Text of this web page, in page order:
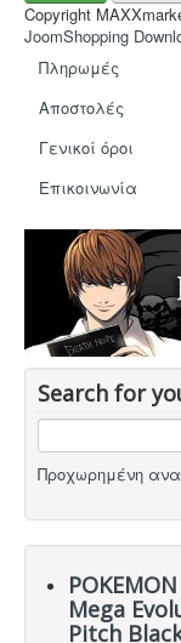
Deco & Ένδυση
Hot Deals!
Αρχική σελίδα
Copyright
JoomShopping
Πληρωμές
Αποστολές
Γενικοί όροι
Eπικοινωνία
Search for
Προχωρημένη
Mega
Pitch